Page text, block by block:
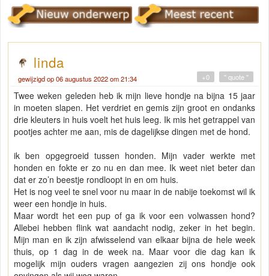
linda
gewijzigd op 06 augustus 2022 om 21:34 " quote "
+0
Twee weken geleden heb ik mijn lieve hondje na bijna 15 jaar
in moeten slapen. Het verdriet en gemis zijn groot en ondanks
drie kleuters in huis voelt het huis leeg. Ik mis het getrappel van
pootjes achter me aan, mis de dagelijkse dingen met de hond.
ik ben opgegroeid tussen honden. Mijn vader werkte met
honden en fokte er zo nu en dan mee. Ik weet niet beter dan
dat er zo’n beestje rondloopt in en om huis.
Het is nog veel te snel voor nu maar in de nabije toekomst wil ik
weer een hondje in huis.
Maar wordt het een pup of ga ik voor een volwassen hond?
Allebei hebben flink wat aandacht nodig, zeker in het begin.
Mijn man en ik zijn afwisselend van elkaar bijna de hele week
thuis, op 1 dag in de week na. Maar voor die dag kan ik
mogelijk mijn ouders vragen aangezien zij ons hondje ook